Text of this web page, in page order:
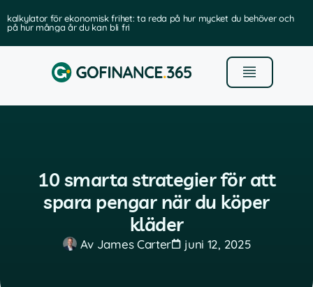
kalkylator för ekonomisk frihet: ta reda på hur mycket du behöver och
på hur många år du kan bli fri
10 smarta strategier för att
spara pengar när du köper
kläder
Av James Carter juni 12, 2025